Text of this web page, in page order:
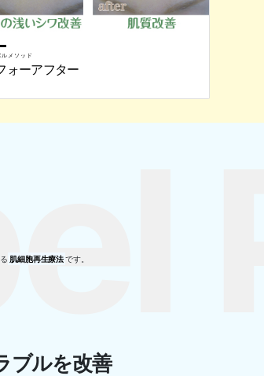
メソッド
ォーアフター
肌細胞再生療法です。
ブルを改善